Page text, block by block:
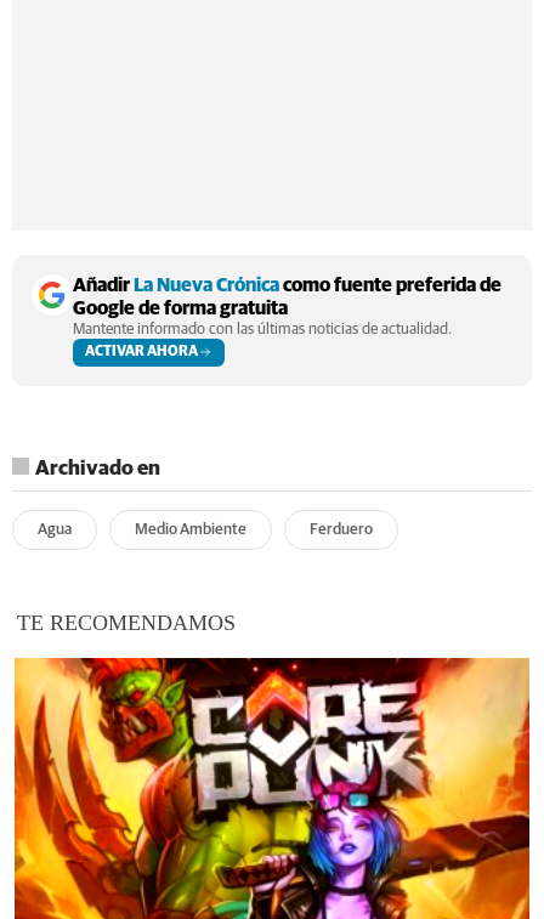
AñadirLa Nueva Crónicacomo fuente preferida de
Google de forma gratuita
Mantente informado con las últimas noticias de actualidad.
ACTIVAR AHORA
Archivado en
Agua Medio Ambiente Ferduero
TE RECOMENDAMOS